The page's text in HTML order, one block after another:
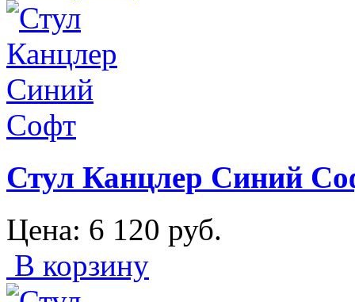
Стул Канцлер Синий
Цена: 6 120 руб.
В корзину